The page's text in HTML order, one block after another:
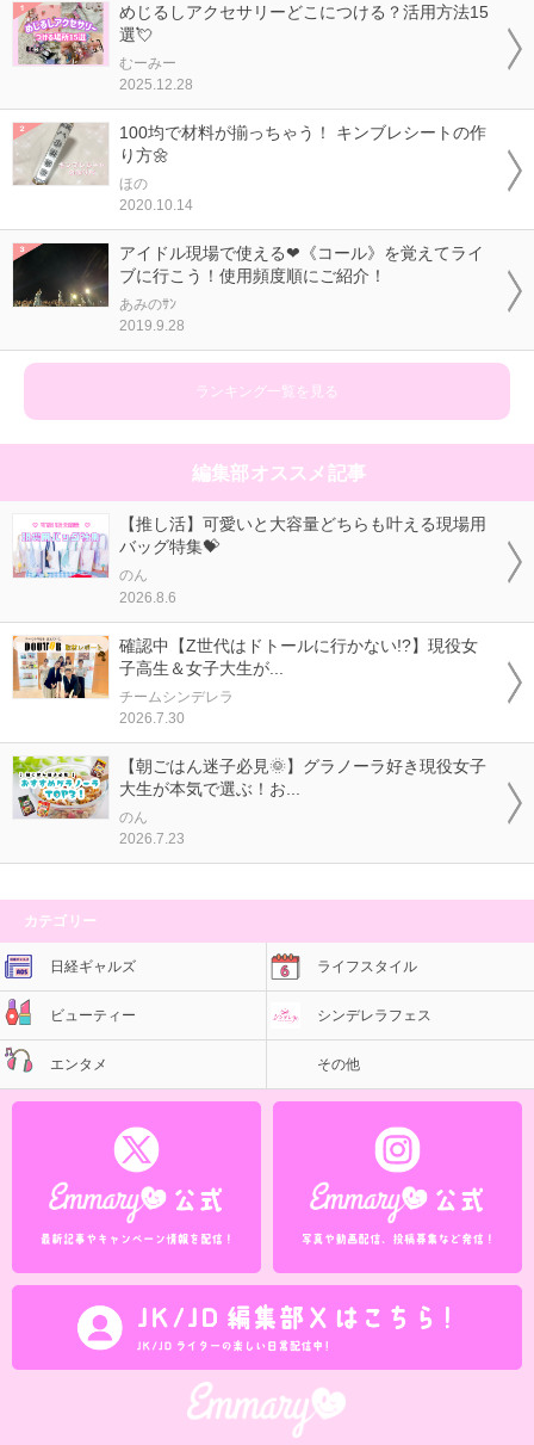
めじるしアクセサリーどこにつける？活用方法15
選💘
むーみー
2025.12.28
100均で材料が揃っちゃう！ キンブレシートの作
り方🌼
ほの
2020.10.14
アイドル現場で使える❤《コール》を覚えてライ
ブに行こう！使用頻度順にご紹介！
あみのｻﾝ
2019.9.28
ランキング一覧を見る
編集部オススメ記事
【推し活】可愛いと大容量どちらも叶える現場用
バッグ特集💝
のん
2026.8.6
確認中【Z世代はドトールに行かない!?】現役女
子高生＆女子大生が...
チームシンデレラ
2026.7.30
【朝ごはん迷子必見🌞】グラノーラ好き現役女子
大生が本気で選ぶ！お...
のん
2026.7.23
カテゴリー
日経ギャルズ ライフスタイル
ビューティー シンデレラフェス
エンタメ その他